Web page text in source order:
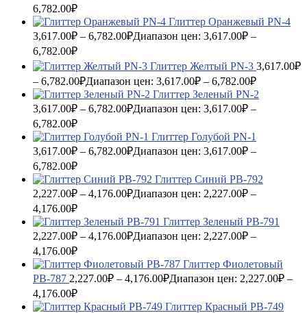
6,782.00₽
Глиттер Оранжевый PN-4
3,617.00₽ – 6,782.00₽Диапазон цен: 3,617.00₽ –
6,782.00₽
Глиттер Желтый PN-3 3,617.00₽
– 6,782.00₽Диапазон цен: 3,617.00₽ – 6,782.00₽
Глиттер Зеленый PN-2
3,617.00₽ – 6,782.00₽Диапазон цен: 3,617.00₽ –
6,782.00₽
Глиттер Голубой PN-1
3,617.00₽ – 6,782.00₽Диапазон цен: 3,617.00₽ –
6,782.00₽
Глиттер Синий PB-792
2,227.00₽ – 4,176.00₽Диапазон цен: 2,227.00₽ –
4,176.00₽
Глиттер Зеленый PB-791
2,227.00₽ – 4,176.00₽Диапазон цен: 2,227.00₽ –
4,176.00₽
Глиттер Фиолетовый
PB-787 2,227.00₽ – 4,176.00₽Диапазон цен: 2,227.00₽ –
4,176.00₽
Глиттер Красный PB-749